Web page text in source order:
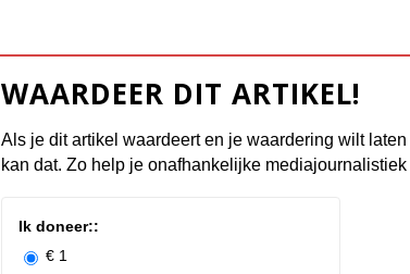
WAARDEER DIT ARTIKEL!
Als je dit artikel waardeert en je waardering wilt
kan dat. Zo help je onafhankelijke
Ik doneer::
€ 1